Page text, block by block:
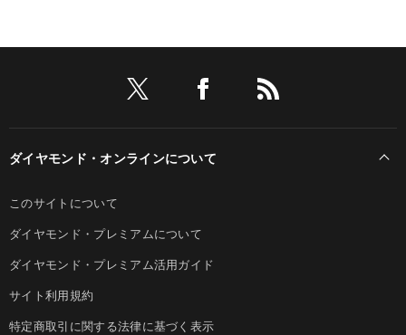
ダイヤモンド・オンラインについて
このサイトについて
ダイヤモンド・プレミアムについて
ダイヤモンド・プレミアム活用ガイド
サイト利用規約
特定商取引に関する法律に基づく表示